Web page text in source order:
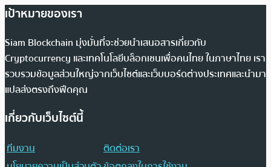
เป้าหมายของเรา
Siam Blockchain มุ่งมั่นที่จะช่วยนำเสนอสารเกี่ยวกับ
Cryptocurrency และเทคโนโลยีบล็อกเชนเพื่อคนไทย ในภาษาไทย เรา
รวบรวมข้อมูลส่วนใหญ่จากเว็บไซต์และเว็บบอร์ดต่างประเทศและนำมา
แปลส่งตรงถึงฟีดคุณ
เกี่ยวกับเว็บไซต์นี้
ทีมงาน
ติดต่อเรา